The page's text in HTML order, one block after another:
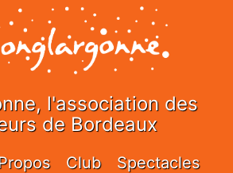
l'association des
de Bordeaux
Club
Spectacles